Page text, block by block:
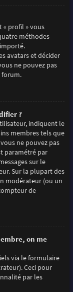
« profil » vous
méthodes
avatars et décider
ne pouvez pas
forum.
?
indiquent le
membres tels que
ne pouvez pas
paramétré par
sur le
Sur la plupart des
modérateur (ou un
de
on me
via le formulaire
Ceci pour
par les